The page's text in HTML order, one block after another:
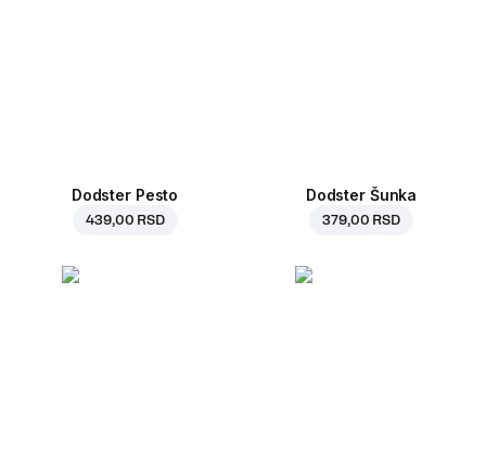
Dodster Pesto
439,00 RSD
Dodster Šunka
379,00 RSD